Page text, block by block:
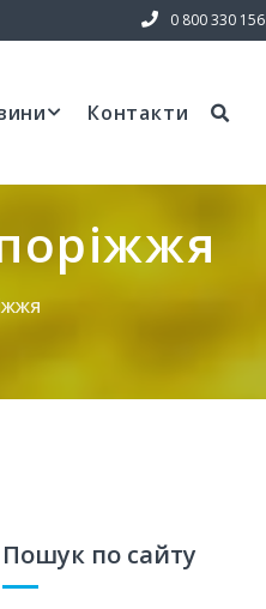
0 800 330 156
Контакти
Пошук по сайту